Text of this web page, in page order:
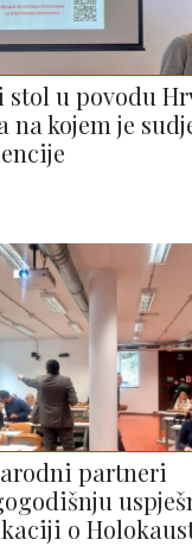
u povodu
na kojem je
partneri
o